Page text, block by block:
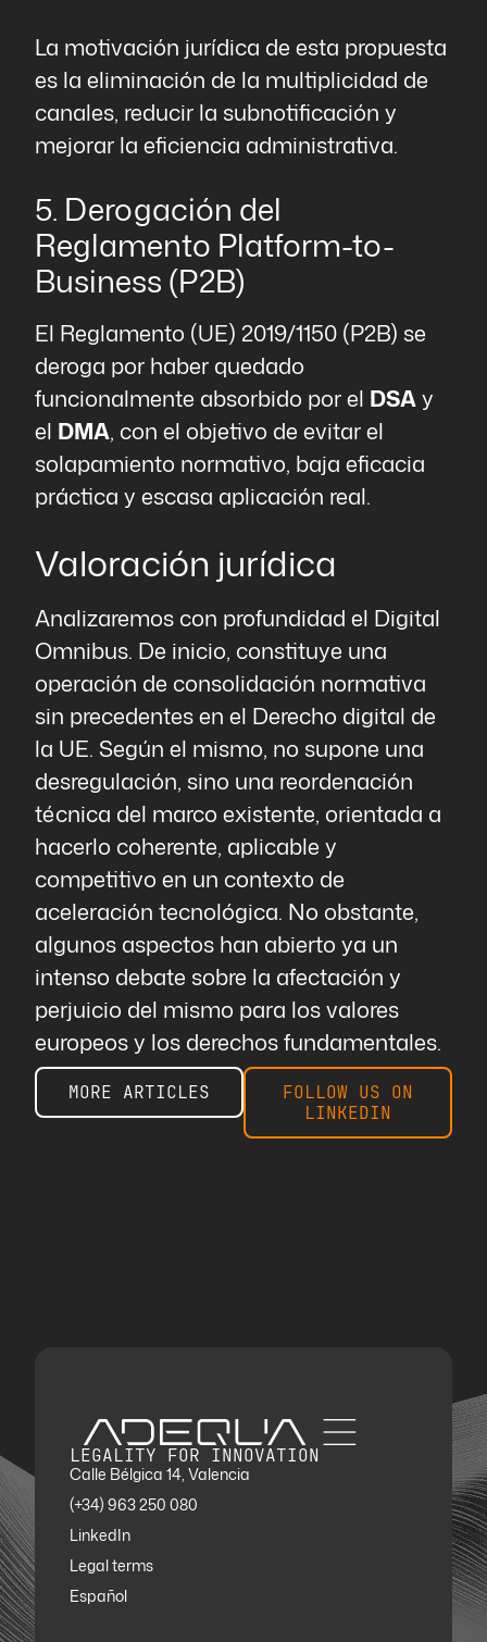
La motivación jurídica de esta propuesta
es la eliminación de la multiplicidad de
canales, reducir la subnotificación y
mejorar la eficiencia administrativa.
5. Derogación del
Reglamento Platform-to-
Business (P2B)
El Reglamento (UE) 2019/1150 (P2B) se
deroga por haber quedado
funcionalmente absorbido por el DSAy
el DMA, con el objetivo de evitar el
solapamiento normativo, baja eficacia
práctica y escasa aplicación real.
Valoración jurídica
Analizaremos con profundidad el Digital
Omnibus. De inicio, constituye una
operación de consolidación normativa
sin precedentes en el Derecho digital de
la UE. Según el mismo, no supone una
desregulación, sino una reordenación
técnica del marco existente, orientada a
hacerlo coherente, aplicable y
competitivo en un contexto de
aceleración tecnológica. No obstante,
algunos aspectos han abierto ya un
intenso debate sobre la afectación y
perjuicio del mismo para los valores
europeos y los derechos fundamentales.
MORE ARTICLES
FOLLOW US ON
LINKEDIN
LEGALITY FOR INNOVATION
Calle Bélgica 14, Valencia
(+34) 963 250 080
LinkedIn
Legal terms
Español